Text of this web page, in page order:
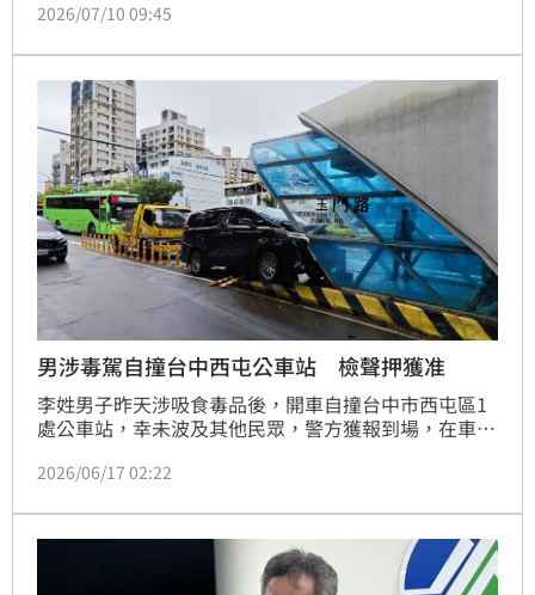
星澄遲至近中午未籌夠金額，最後檢察官視其犯案情
2026/07/10 09:45
男涉毒駕自撞台中西屯公車站 檢聲押獲准
李姓男子昨天涉吸食毒品後，開車自撞台中市西屯區1
處公車站，幸未波及其他民眾，警方獲報到場，在車內
後，向法院聲押獲准。
2026/06/17 02:22